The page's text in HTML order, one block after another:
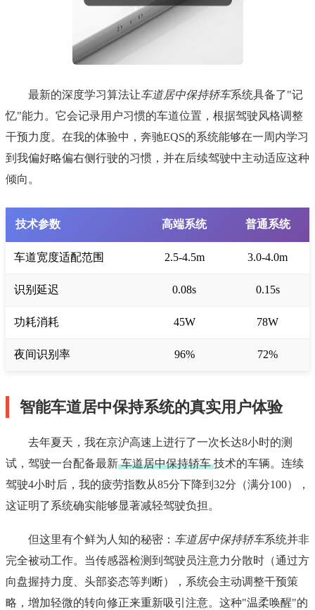
最新的深度学习算法让车道居中保持轿车系统具备了"记
忆"能力。它会记录用户习惯的车道位置，根据驾驶风格调整
干预力度。在我的体验中，奔驰EQS的系统能够在一周内学习
到我偏好略偏右侧行驶的习惯，并在后续驾驶中主动适应这种
倾向。
技术参数 高端系统 普通系统
车道宽度适配范围 2.5-4.5m 3.0-4.0m
识别延迟 0.08s 0.15s
功耗消耗 45W 78W
夜间识别率 96% 72%
智能车道居中保持系统的真实用户体验
去年夏天，我在京沪高速上进行了一次长达8小时的测
试，驾驶一台配备最新 车道居中保持轿车 技术的车辆。连续
驾驶4小时后，我的疲劳指数从85分下降到32分（满分100），
这证明了系统确实能够显著减轻驾驶负担。
但这里有个鲜为人知的秘密： 车道居中保持轿车系统并非
完全被动工作。当传感器检测到驾驶员注意力分散时（通过方
向盘握持力度、头部姿态等判断），系统会主动调整干预策
略，增加轻微的转向修正来重新吸引注意。这种"温柔唤醒"的